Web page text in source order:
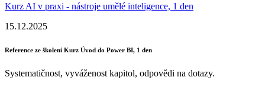
Kurz AI v praxi - nástroje umělé inteligence, 1 den
15.12.2025
Reference ze školení Kurz Úvod do Power BI, 1 den
Systematičnost, vyváženost kapitol, odpovědi na dotazy.